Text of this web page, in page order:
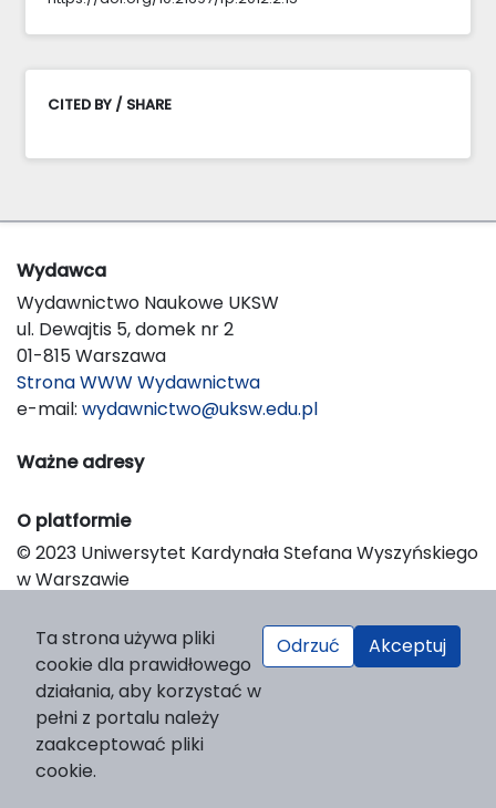
CITED BY / SHARE
Wydawca
Wydawnictwo Naukowe UKSW
ul. Dewajtis 5, domek nr 2
01-815 Warszawa
Strona WWW Wydawnictwa
e-mail: wydawnictwo@uksw.edu.pl
Ważne adresy
O platformie
© 2023 Uniwersytet Kardynała Stefana Wyszyńskiego
w Warszawie
Platform & Workflow by OJS/PKP
Ta strona używa pliki
cookie dla prawidłowego
działania, aby korzystać w
pełni z portalu należy
zaakceptować pliki
cookie.
Odrzuć Akceptuj